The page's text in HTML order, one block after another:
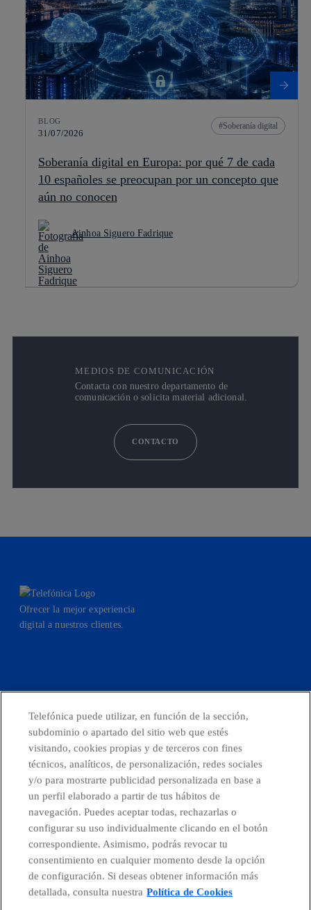
BLOG
31/07/2026
Soberanía digital
Soberanía digital en Europa: por qué 7 de cada
10 españoles se preocupan por un concepto que
aún no conocen
Ainhoa Siguero Fadrique
MEDIOS DE COMUNICACIÓN
Contacta con nuestro departamento de
comunicación o solicita material adicional.
CONTACTO
Ofrecer la mejor experiencia
digital a nuestros clientes.
facebook linkedin twitter instagram youtube
CONTACTO
Telefónica en redes sociales
Canal de Denuncias
Centro Global Transparencia
Telefónica puede utilizar, en función de la sección,
subdominio o apartado del sitio web que estés
visitando, cookies propias y de terceros con fines
técnicos, analíticos, de personalización, redes sociales
y/o para mostrarte publicidad personalizada en base a
un perfil elaborado a partir de tus hábitos de
navegación. Puedes aceptar todas, rechazarlas o
configurar su uso individualmente clicando en el botón
correspondiente. Asimismo, podrás revocar tu
consentimiento en cualquier momento desde la opción
de configuración. Si deseas obtener información más
detallada, consulta nuestra Política de Cookies